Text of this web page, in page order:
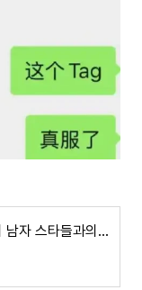
저우예(주야) 배우, 3명의 남자 스타들과의 열애 사실 폭로..! 왕성월 배우와는 함께 여행하는 모